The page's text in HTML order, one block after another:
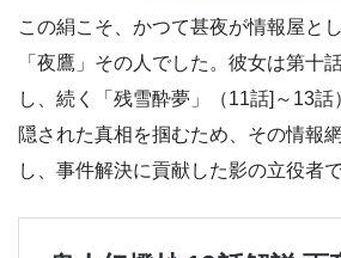
この絹こそ、かつて甚夜が情報屋と
「夜鷹」その人でした。彼女は第十
し、続く「残雪酔夢」（11話]～13話
隠された真相を掴むため、その情報
し、事件解決に貢献した影の立役者で